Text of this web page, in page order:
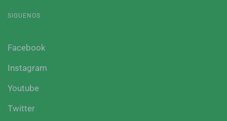
SIGUENOS
Facebook
Instagram
Youtube
Twitter